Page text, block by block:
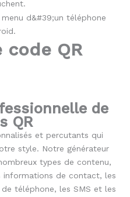
code QR
de
QR
et percutants qui
style. Notre générateur
types de contenu,
de contact, les
téléphone, les SMS et les